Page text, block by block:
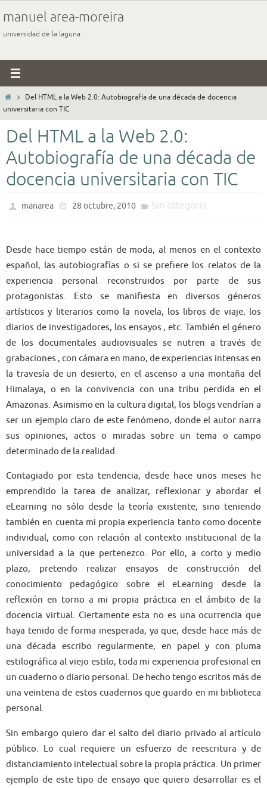
al
contenido
manuel area-moreira
universidad de la laguna
InicioDel HTML a la Web 2.0: Autobiografía de una década de docencia
universitaria con TIC
Del HTML a la Web 2.0:
Autobiografía de una década de
docencia universitaria con TIC
manarea 28 octubre, 2010 Sin categoría
Desde hace tiempo están de moda, al menos en el contexto
español, las autobiografías o si se prefiere los relatos de la
experiencia personal reconstruidos por parte de sus
protagonistas. Esto se manifiesta en diversos géneros
artísticos y literarios como la novela, los libros de viaje, los
diarios de investigadores, los ensayos , etc. También el género
de los documentales audiovisuales se nutren a través de
grabaciones , con cámara en mano, de experiencias intensas en
la travesía de un desierto, en el ascenso a una montaña del
Himalaya, o en la convivencia con una tribu perdida en el
Amazonas. Asimismo en la cultura digital, los blogs vendrían a
ser un ejemplo claro de este fenómeno, donde el autor narra
sus opiniones, actos o miradas sobre un tema o campo
determinado de la realidad.
Contagiado por esta tendencia, desde hace unos meses he
emprendido la tarea de analizar, reflexionar y abordar el
eLearning no sólo desde la teoría existente, sino teniendo
también en cuenta mi propia experiencia tanto como docente
individual, como con relación al contexto institucional de la
universidad a la que pertenezco. Por ello, a corto y medio
plazo, pretendo realizar ensayos de construcción del
conocimiento pedagógico sobre el eLearning desde la
reflexión en torno a mi propia práctica en el ámbito de la
docencia virtual. Ciertamente esta no es una ocurrencia que
haya tenido de forma inesperada, ya que, desde hace más de
una década escribo regularmente, en papel y con pluma
estilográfica al viejo estilo, toda mi experiencia profesional en
un cuaderno o diario personal. De hecho tengo escritos más de
una veintena de estos cuadernos que guardo en mi biblioteca
personal.
Sin embargo quiero dar el salto del diario privado al artículo
público. Lo cual requiere un esfuerzo de reescritura y de
distanciamiento intelectual sobre la propia práctica. Un primer
ejemplo de este tipo de ensayo que quiero desarrollar es el